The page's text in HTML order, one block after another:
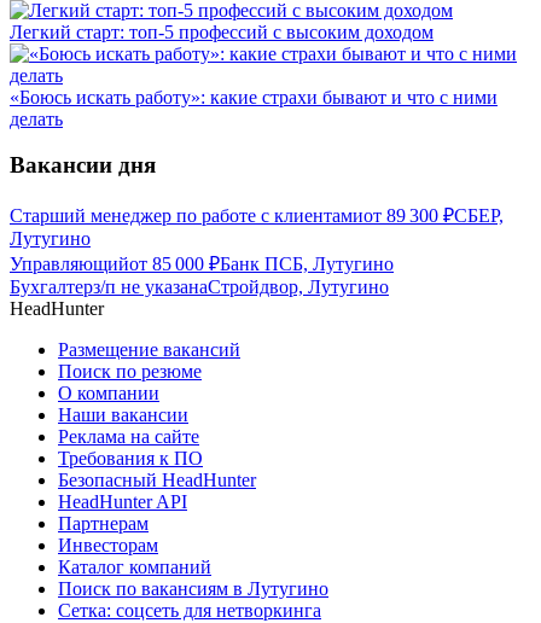
Легкий старт: топ-5 профессий с высоким доходом
«Боюсь искать работу»: какие страхи бывают и что с ними
делать
Вакансии дня
Старший менеджер по работе с клиентамиот 89 300 ₽СБЕР,
Лутугино
Управляющийот 85 000 ₽Банк ПСБ, Лутугино
Бухгалтерз/п не указанаСтройдвор, Лутугино
HeadHunter
Размещение вакансий
Поиск по резюме
О компании
Наши вакансии
Реклама на сайте
Требования к ПО
Безопасный HeadHunter
HeadHunter API
Партнерам
Инвесторам
Каталог компаний
Поиск по вакансиям в Лутугино
Сетка: соцсеть для нетворкинга